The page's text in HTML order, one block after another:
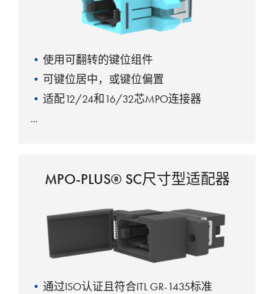
使用可翻转的键位组件
可键位居中，或键位偏置
适配12/24和16/32芯MPO连接器
MPO-PLUS® SC尺寸型适配器
通过ISO认证且符合ITL GR-1435标准